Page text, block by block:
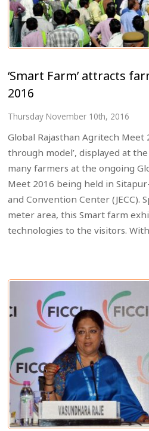
‘Smart Farm’ attracts
2016
Thursday November 10th, 2016
Global Rajasthan Agritech Meet
through model’, displayed at
many farmers at the ongoing
Meet 2016 being held in
and Convention Center (JECC).
meter area, this Smart farm
technologies to the visitors.